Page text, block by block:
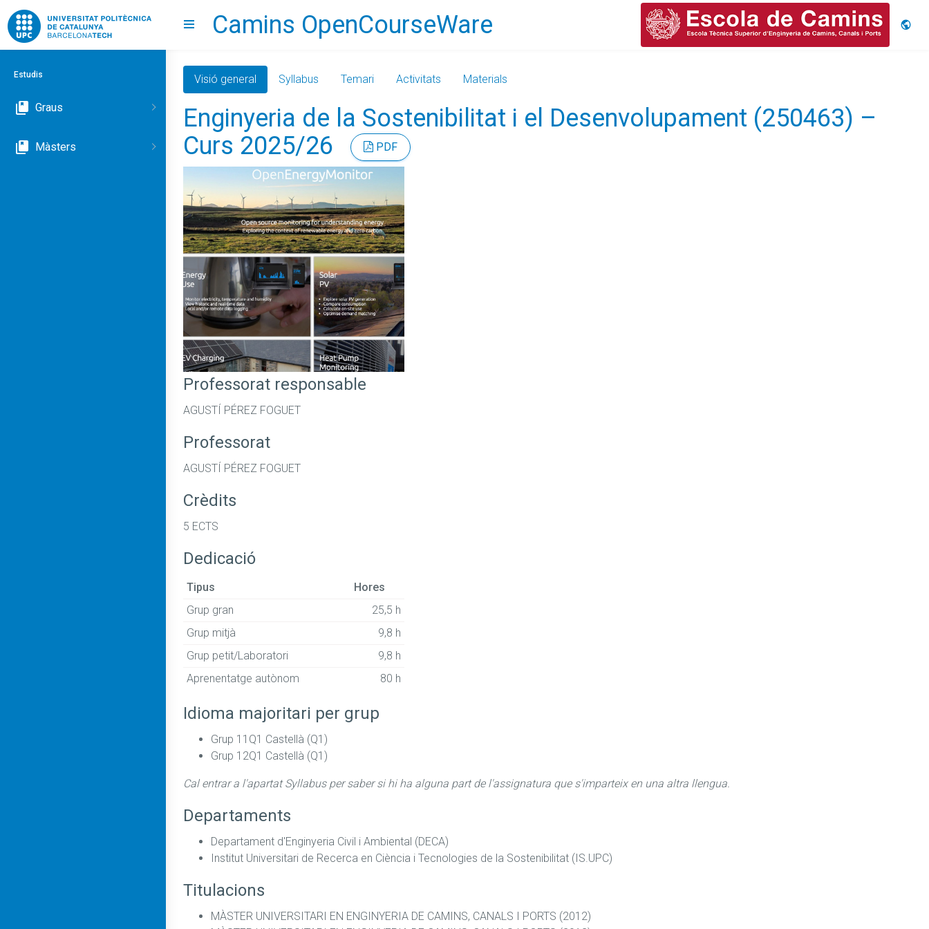
Go to upc.edu Show menuCamins OpenCourseWare
Estudis
Graus
Màsters
Visió general Syllabus Temari Activitats Materials
Enginyeria de la Sostenibilitat i el Desenvolupament (250463) –
Curs 2025/26
PDF
Professorat responsable
AGUSTÍ PÉREZ FOGUET
Professorat
AGUSTÍ PÉREZ FOGUET
Crèdits
5 ECTS
Dedicació
Tipus
Hores
Grup gran
25,5 h
Grup mitjà
9,8 h
Grup petit/Laboratori
9,8 h
Aprenentatge autònom
80 h
Idioma majoritari per grup
Grup 11Q1 Castellà (Q1)
Grup 12Q1 Castellà (Q1)
Cal entrar a l'apartat Syllabus per saber si hi ha alguna part de l'assignatura que s'imparteix en una altra llengua.
Departaments
Departament d'Enginyeria Civil i Ambiental (DECA)
Institut Universitari de Recerca en Ciència i Tecnologies de la Sostenibilitat (IS.UPC)
Titulacions
MÀSTER UNIVERSITARI EN ENGINYERIA DE CAMINS, CANALS I PORTS (2012)